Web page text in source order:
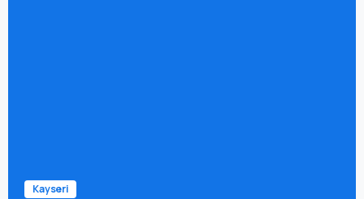
Kayseri